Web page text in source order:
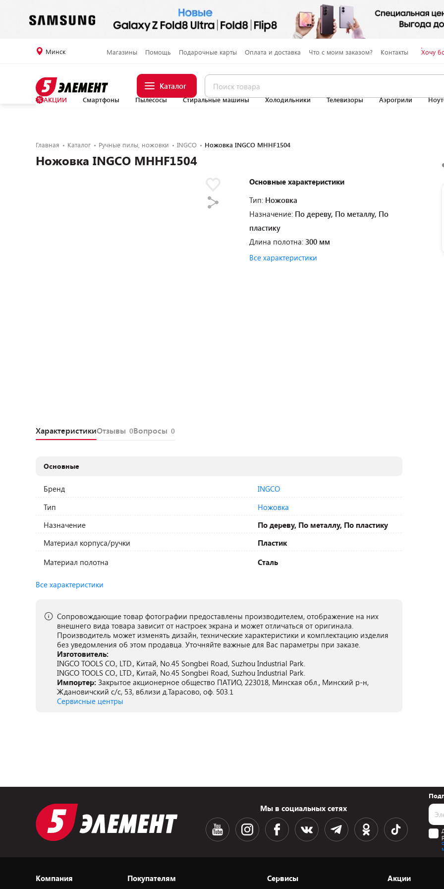
Минск Магазины Помощь Подарочные карты Оплата и доставка Что с моим заказом? Контакты Хочу
Каталог
АКЦИИ Смартфоны Пылесосы Стиральные машины Холодильники Телевизоры Аэрогрили
Главная Каталог Ручные пилы, ножовки INGCO Ножовка INGCO MHHF1504
Ножовка INGCO MHHF1504
Основные характеристики
Тип: Ножовка
Назначение: По дереву, По металлу, По
пластику
Длина полотна: 300 мм
Все характеристики
ХарактеристикиОтзывы 0Вопросы 0
Основные
Бренд
INGCO
Тип
Ножовка
Назначение
По дереву, По металлу, По пластику
Материал корпуса/ручки
Пластик
Материал полотна
Сталь
Все характеристики
Сопровождающие товар фотографии предоставлены производителем, отображение на них
внешнего вида товара зависит от настроек экрана и может отличаться от оригинала.
Производитель может изменять дизайн, технические характеристики и комплектацию изделия
без уведомления об этом продавца. Уточняйте важные для Вас параметры при заказе.
Изготовитель:
INGCO TOOLS CO., LTD., Китай, No.45 Songbei Road, Suzhou Industrial Park.
INGCO TOOLS CO., LTD., Китай, No.45 Songbei Road, Suzhou Industrial Park.
Импортер: Закрытое акционерное общество ПАТИО, 223018, Минская обл., Минский р-н,
Ждановичский с/с, 53, вблизи д.Тарасово, оф. 503.1
Сервисные центры
Мы в социальных сетях
Компания Покупателям Сервисы Акции